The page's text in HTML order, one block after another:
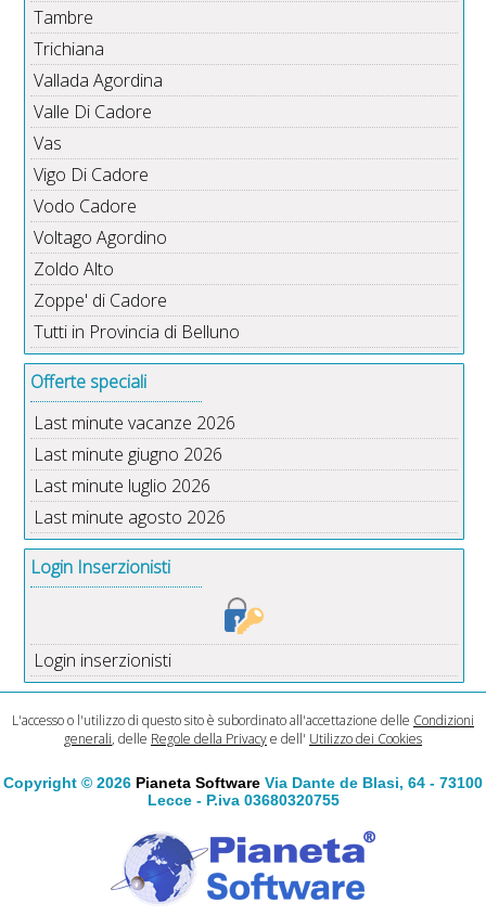
Tambre
Trichiana
Vallada Agordina
Valle Di Cadore
Vas
Vigo Di Cadore
Vodo Cadore
Voltago Agordino
Zoldo Alto
Zoppe' di Cadore
Tutti in Provincia di Belluno
Offerte speciali
Last minute vacanze 2026
Last minute giugno 2026
Last minute luglio 2026
Last minute agosto 2026
Login Inserzionisti
Login inserzionisti
L'accesso o l'utilizzo di questo sito è subordinato all'accettazione delle Condizioni
generali, delle Regole della Privacye dell' Utilizzo dei Cookies
Copyright © 2026 Pianeta Software Via Dante de Blasi, 64 - 73100
Lecce - P.iva 03680320755